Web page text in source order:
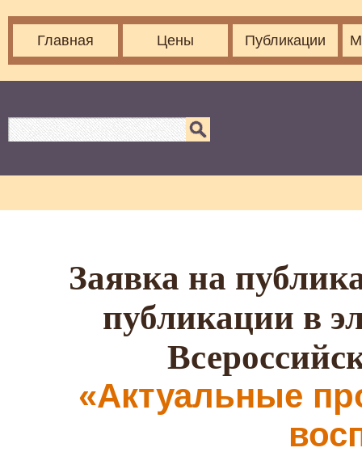
Главная Цены Публикации
Заявка на
публикации в
«Актуальные